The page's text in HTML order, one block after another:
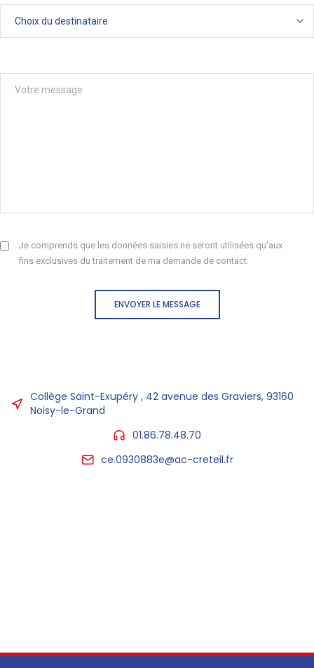
Je comprends que les données saisies ne seront utilisées qu'aux
fins exclusives du traitement de ma demande de contact.
ENVOYER LE MESSAGE
Collège Saint-Exupéry , 42 avenue des Graviers, 93160
Noisy-le-Grand
01.86.78.48.70
ce.0930883e@ac-creteil.fr